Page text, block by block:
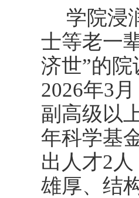
学院浸
士等老一
济世”的
2026年3
副高级以
年科学基
出人才2
雄厚、结